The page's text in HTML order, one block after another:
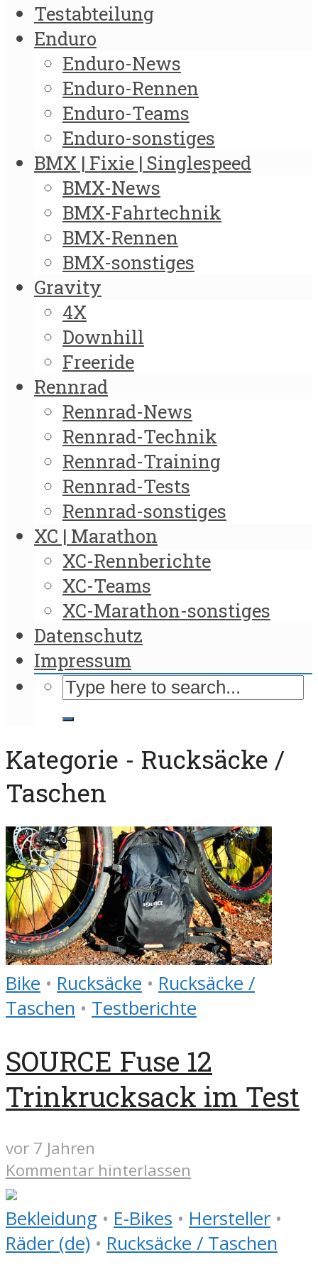
Testabteilung
Enduro
Enduro-News
Enduro-Rennen
Enduro-Teams
Enduro-sonstiges
BMX | Fixie | Singlespeed
BMX-News
BMX-Fahrtechnik
BMX-Rennen
BMX-sonstiges
Gravity
4X
Downhill
Freeride
Rennrad
Rennrad-News
Rennrad-Technik
Rennrad-Training
Rennrad-Tests
Rennrad-sonstiges
XC | Marathon
XC-Rennberichte
XC-Teams
XC-Marathon-sonstiges
Datenschutz
Impressum
Kategorie - Rucksäcke /
Taschen
Bike • Rucksäcke • Rucksäcke /
Taschen • Testberichte
SOURCE Fuse 12
Trinkrucksack im Test
vor 7 Jahren
Kommentar hinterlassen
Bekleidung • E-Bikes • Hersteller •
Räder (de) • Rucksäcke / Taschen